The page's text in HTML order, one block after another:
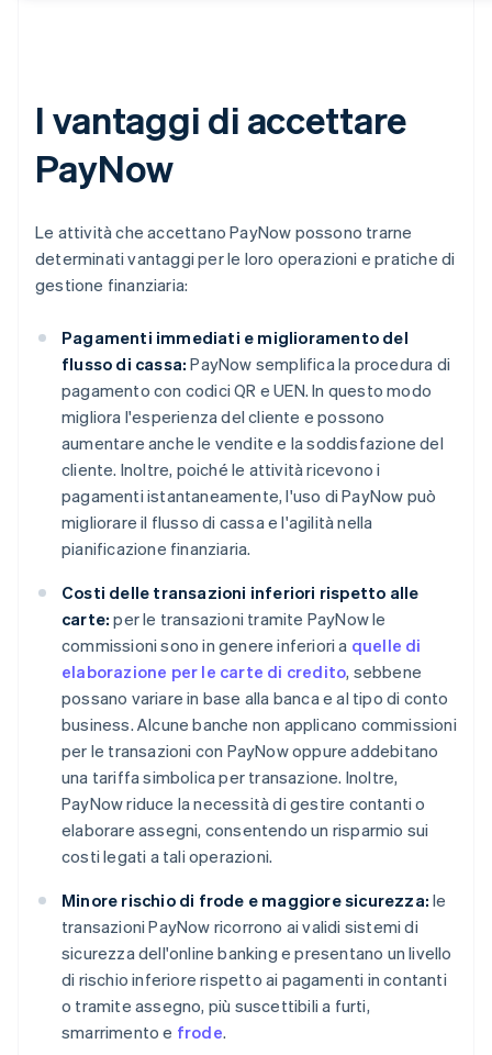
I vantaggi di accettare
PayNow
Le attività che accettano PayNow possono trarne
determinati vantaggi per le loro operazioni e pratiche di
gestione finanziaria:
Pagamenti immediati e miglioramento del
flusso di cassa: PayNow semplifica la procedura di
pagamento con codici QR e UEN. In questo modo
migliora l'esperienza del cliente e possono
aumentare anche le vendite e la soddisfazione del
cliente. Inoltre, poiché le attività ricevono i
pagamenti istantaneamente, l'uso di PayNow può
migliorare il flusso di cassa e l'agilità nella
pianificazione finanziaria.
Costi delle transazioni inferiori rispetto alle
carte: per le transazioni tramite PayNow le
commissioni sono in genere inferiori a quelle di
elaborazione per le carte di credito, sebbene
possano variare in base alla banca e al tipo di conto
business. Alcune banche non applicano commissioni
per le transazioni con PayNow oppure addebitano
una tariffa simbolica per transazione. Inoltre,
PayNow riduce la necessità di gestire contanti o
elaborare assegni, consentendo un risparmio sui
costi legati a tali operazioni.
Minore rischio di frode e maggiore sicurezza: le
transazioni PayNow ricorrono ai validi sistemi di
sicurezza dell'online banking e presentano un livello
di rischio inferiore rispetto ai pagamenti in contanti
o tramite assegno, più suscettibili a furti,
smarrimento e frode.